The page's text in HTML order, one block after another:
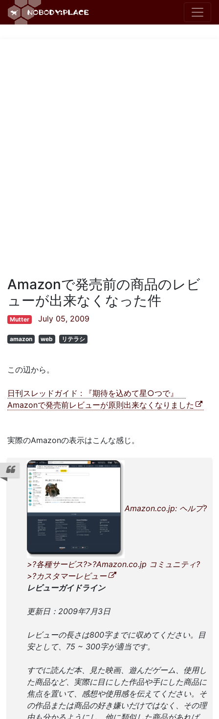
Amazonで発売前の商品のレビ
ューが出来なくなった件
Mutter July 05, 2009
amazon web リテラシ
この辺から。
日刊スレッドガイド : 『期待を込めて星○つで』
Amazonで発売前レビューが原則出来なくなりました
実際のAmazonの表示はこんな感じ。
Amazon.co.jp: ヘルプ?
>?各種サービス?>?Amazon.co.jp コミュニティ?
>?カスタマーレビュー
レビューガイドライン
更新日：2009年7月3日
レビューの長さは800字までに収めてください。目
安として、75 ~ 300字が適当です。
すでに読んだ本、見た映画、遊んだゲーム、使用し
た商品など、実際に目にした作品や手にした商品に
焦点を置いて、感想や使用感を伝えてください。そ
の作品または商品の好き嫌いだけではなく、その理
由も分かるようにし、他に類似した商品があれば、